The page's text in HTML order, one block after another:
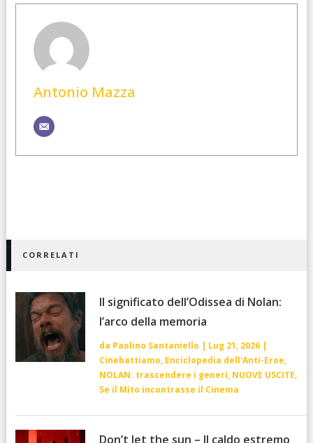
Antonio Mazza
CORRELATI
Il significato dell’Odissea di Nolan:
l’arco della memoria
da Paolino Santaniello | Lug 21, 2026|
Cinebattiamo, Enciclopedia dell'Anti-Eroe,
NOLAN: trascendere i generi, NUOVE USCITE,
Se il Mito incontrasse il Cinema
Don’t let the sun – Il caldo estremo